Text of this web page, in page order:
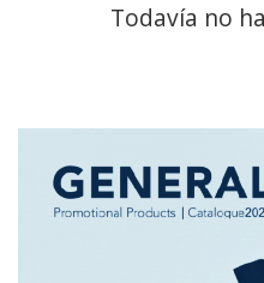
Todavía no